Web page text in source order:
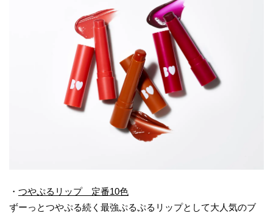
・ つやぷるリップ 定番10色
ずーっとつやぷる続く最強ぷるぷるリップとして大人気のブ